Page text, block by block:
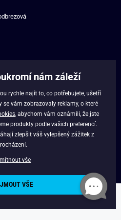
práva vyhrazena. webdesign ©
nám záleží
rychle najít to, co potřebujete, ušetří
vám zobrazovaly reklamy, o které
, abychom vám oznámili, že jste
produkty podle vašich preferencí.
zlepšit váš vylepšený zážitek z
vše
VŠE